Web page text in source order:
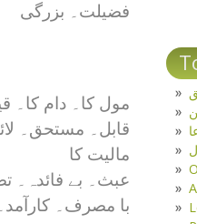
فضیلت۔ بزرگی
مول کا۔ دام کا۔
قابل۔ مستحق۔
مالیت کا
عبث۔ بے فائدہ۔
با مصرف۔